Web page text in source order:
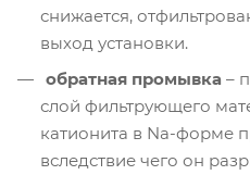
снижается,
выход установки.
обратная промывка –
слой фильтрующего
катионита в Na-форме
вследствие чего он